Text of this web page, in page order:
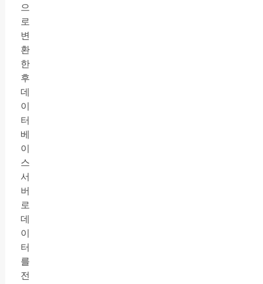
으
로
변
환
한
후
데
이
터
베
이
스
서
버
로
데
이
터
를
전